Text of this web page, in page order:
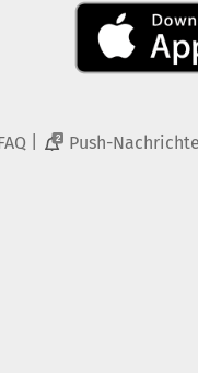
2 Push-